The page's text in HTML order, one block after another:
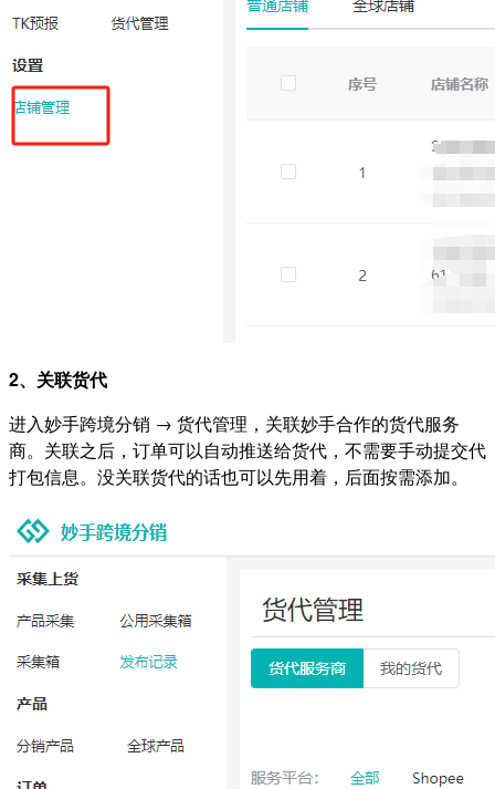
2、关联货代
进入妙手跨境分销 → 货代管理，关联妙手合作的货代服务
商。关联之后，订单可以自动推送给货代，不需要手动提交代
打包信息。没关联货代的话也可以先用着，后面按需添加。